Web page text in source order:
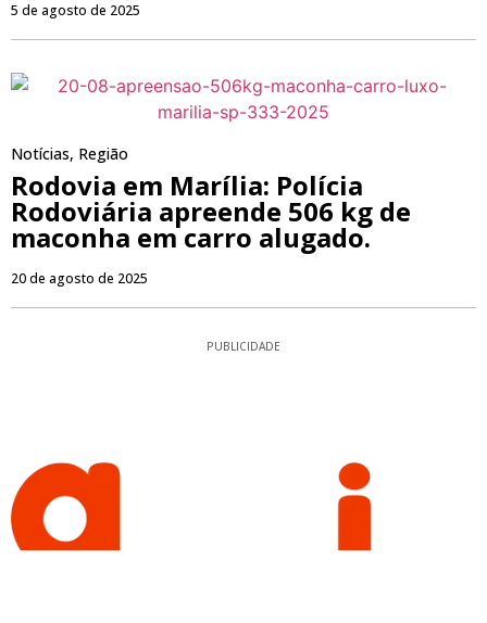
5 de agosto de 2025
Notícias, Região
Rodovia em Marília: Polícia
Rodoviária apreende 506 kg de
maconha em carro alugado.
20 de agosto de 2025
PUBLICIDADE